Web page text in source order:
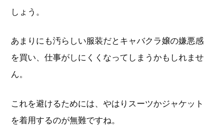
しょう。
あまりにも汚らしい服装だとキャバクラ嬢の嫌悪感
を買い、仕事がしにくくなってしまうかもしれませ
ん。
これを避けるためには、やはりスーツかジャケット
を着用するのが無難ですね。